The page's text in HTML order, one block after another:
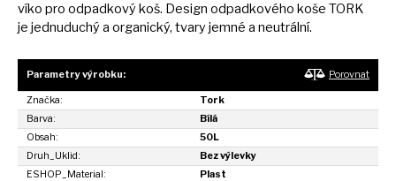
víko pro odpadkový koš. Design odpadkového koše TORK
je jednuduchýa organický, tvary jemné a neutrální.
Parametry výrobku: Porovnat
Značka:
Tork
Barva:
Bílá
Obsah:
50L
Druh_Uklid:
Bez výlevky
ESHOP_Material:
Plast